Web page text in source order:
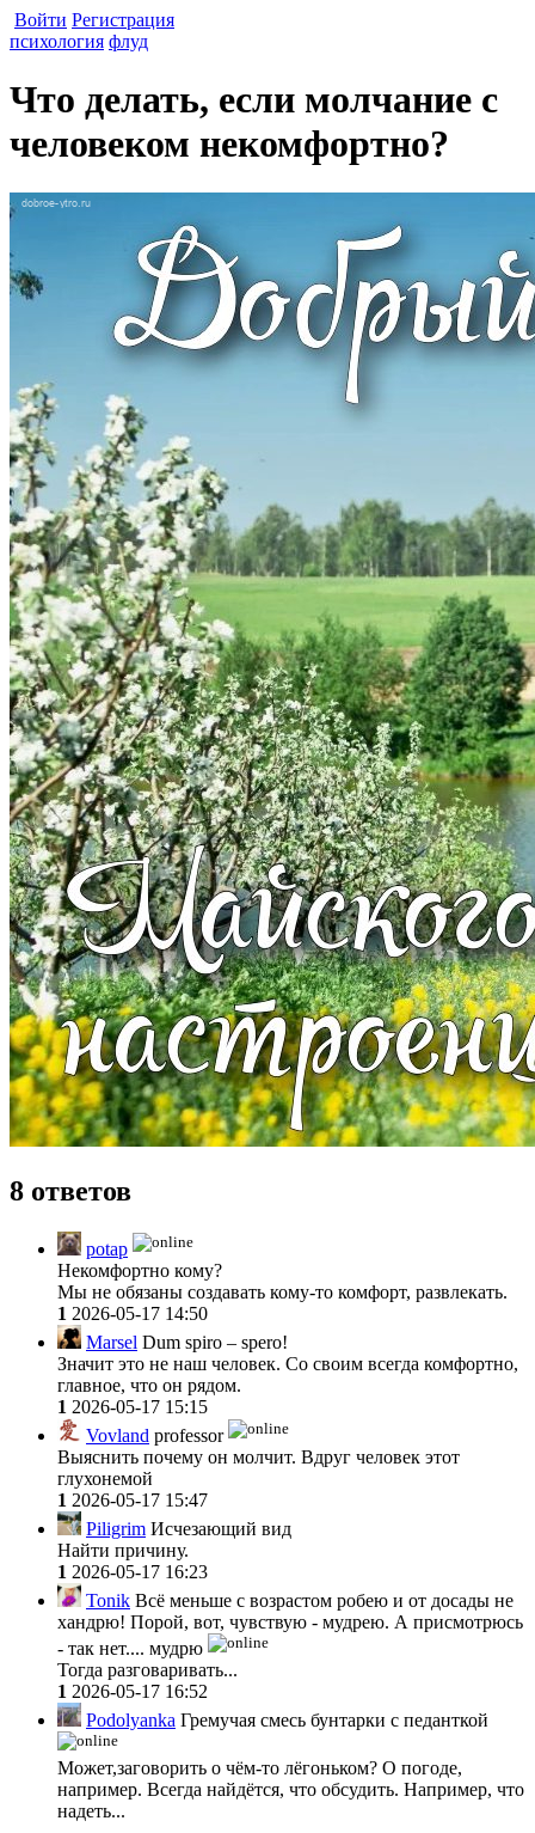
Войти Регистрация
психология флуд
Что делать, если молчание с
человеком некомфортно?
8 ответов
potap
Некомфортно кому?
Мы не обязаны создавать кому-то комфорт, развлекать.
1 2026-05-17 14:50
Marsel Dum spiro – spero!
Значит это не наш человек. Со своим всегда комфортно,
главное, что он рядом.
1 2026-05-17 15:15
Vovland professor
Выяснить почему он молчит. Вдруг человек этот
глухонемой
1 2026-05-17 15:47
Piligrim Исчезающий вид
Найти причину.
1 2026-05-17 16:23
Tonik Всё меньше с возрастом робею и от досады не
хандрю! Порой, вот, чувствую - мудрею. А присмотрюсь
- так нет.... мудрю
Тогда разговаривать...
1 2026-05-17 16:52
Podolyanka Гремучая смесь бунтарки с педанткой
Может,заговорить о чём-то лёгоньком? О погоде,
например. Всегда найдётся, что обсудить. Например, что
надеть...